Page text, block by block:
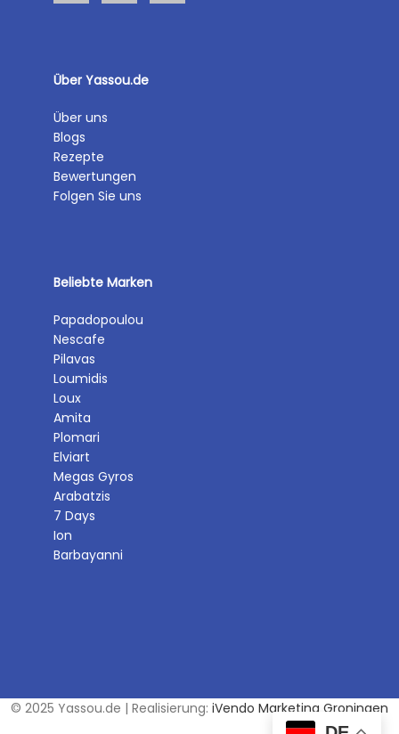
Über Yassou.de
Über uns
Blogs
Rezepte
Bewertungen
Folgen Sie uns
Beliebte Marken
Papadopoulou
Nescafe
Pilavas
Loumidis
Loux
Amita
Plomari
Elviart
Megas Gyros
Arabatzis
7 Days
Ion
Barbayanni
© 2025 Yassou.de | Realisierung: iVendo Marketing Groningen